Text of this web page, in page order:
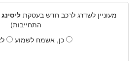
מעוניין לשדרג לרכב חדש בעסקת
התחייבות)
כן, אשמח לשמוע